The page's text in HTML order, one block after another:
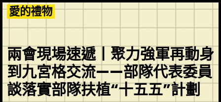
Skip
to
content
愛的禮物
兩會現場速遞丨聚力強軍再動身
到九宮格交流——部隊代表委員
談落實部隊扶植“十五五”計劃